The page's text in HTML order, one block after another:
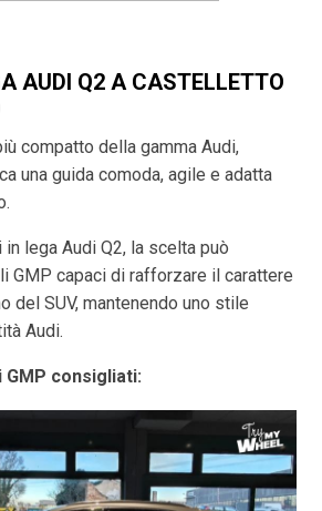
AUDI Q2 A CASTELLETTO
compatto della gamma Audi,
una guida comoda, agile e adatta
in lega Audi Q2, la scelta può
GMP capaci di rafforzare il carattere
del SUV, mantenendo uno stile
Audi.
consigliati: